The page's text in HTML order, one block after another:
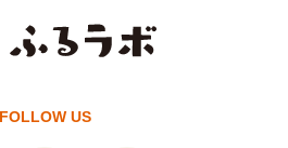
FOLLOW US